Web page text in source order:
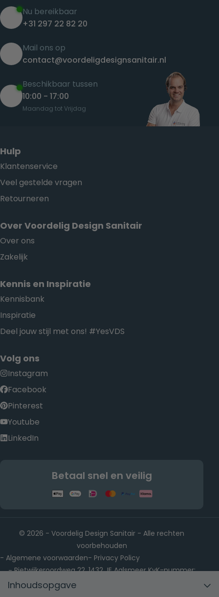
Inhoudsopgave
Nu bereikbaar
+31 297 22 82 20
Mail ons op
contact@voordeligdesignsanitair.nl
Beschikbaar tussen
10:00 - 17:00
Maandag tot Vrijdag
Hulp
Klantenservice
Veel gestelde vragen
Retourneren
Over Voordelig Design Sanitair
Over ons
Zakelijk
Kennis en Inspiratie
Kennisbank
Inspiratie
Deel jouw stijl met ons! #YesVDS
Volg ons
Instagram
Facebook
Pinterest
Youtube
LinkedIn
Betaal snel en veilig
© 2026 - Voordelig Design Sanitair - Alle rechten
voorbehouden
- Algemene voorwaarden- Privacy Policy
-Rietwijkeroordweg 22, 1432 JE Aalsmeer KvK-nummer: